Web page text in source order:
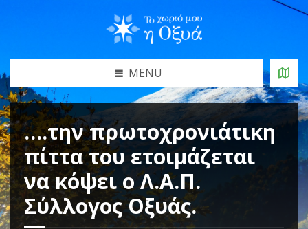
MENU
….την πρωτοχρονιάτικη
πίττα του ετοιμάζεται
να κόψει ο Λ.Α.Π.
Σύλλογος Οξυάς.